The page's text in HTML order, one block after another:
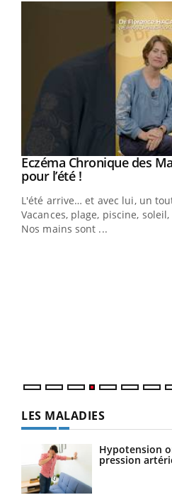
Youtube
Eczéma Chronique des
pour l’été !Youtube
L'été arrive… et avec lui, un
Vacances, plage, piscine,
Nos mains sont ...
LES MALADIES
Hypotension
pression